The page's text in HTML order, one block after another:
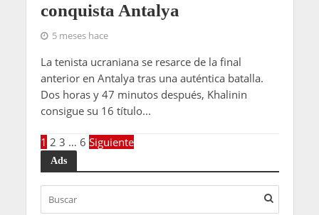
conquista Antalya
5 meses hace
La tenista ucraniana se resarce de la final
anterior en Antalya tras una auténtica batalla.
Dos horas y 47 minutos después, Khalinin
consigue su 16 título...
1 2 3 … 6 Siguiente
Ads